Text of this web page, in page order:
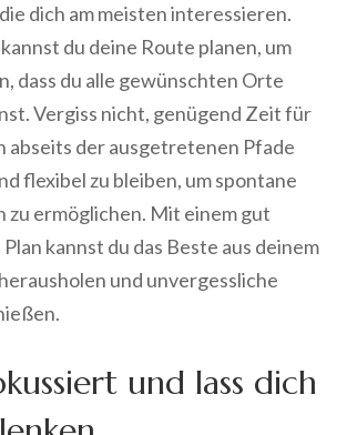
dich am meisten interessieren.
du deine Route planen, um
dass du alle gewünschten Orte
Vergiss nicht, genügend Zeit für
abseits der ausgetretenen Pfade
flexibel zu bleiben, um spontane
zu ermöglichen. Mit einem gut
kannst du das Beste aus deinem
und unvergessliche
und lass dich